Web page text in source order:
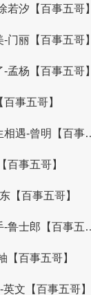
若汐【百事五哥】
门丽【百事五哥】
孟杨【百事五哥】
事五哥】
-曾明【百事五哥】
百事五哥】
【百事五哥】
士郎【百事五哥】
【百事五哥】
文【百事五哥】